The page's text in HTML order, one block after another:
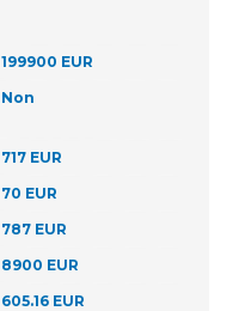
199900 EUR
Non
717 EUR
70 EUR
787 EUR
8900 EUR
605.16 EUR